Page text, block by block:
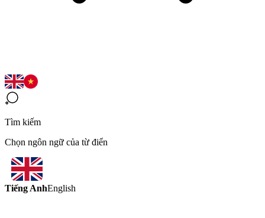
Tìm kiếm
Chọn ngôn ngữ của từ điển
Tiếng AnhEnglish